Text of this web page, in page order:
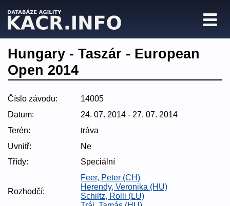
Hungary - Taszár - European
Open 2014
Číslo závodu:
14005
Datum:
24. 07. 2014 - 27. 07. 2014
Terén:
tráva
Uvnitř:
Ne
Třídy:
Speciální
Rozhodčí:
Feer, Peter (CH)
Herendy, Veronika (HU)
Schiltz, Rolli (LU)